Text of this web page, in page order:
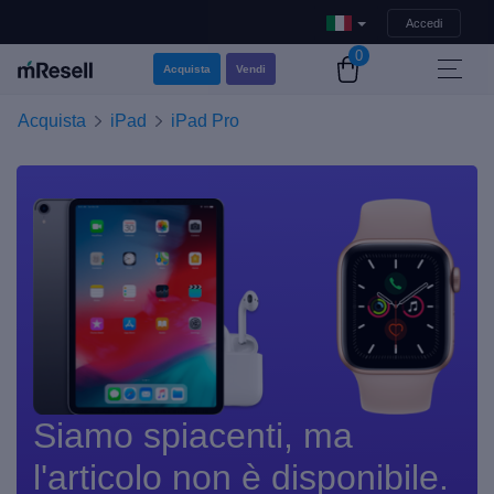
Accedi
Acquista Vendi
0
Acquista iPad iPad Pro
Siamo spiacenti, ma
l'articolo non è disponibile.